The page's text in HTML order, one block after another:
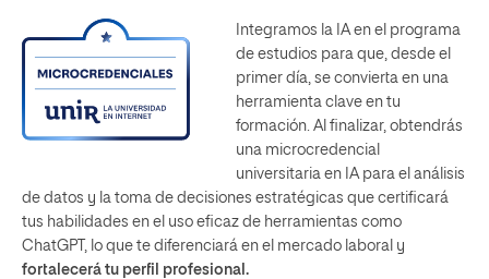
Integramos la IA en el programa
de estudios para que, desde el
primer día, se convierta en una
herramienta clave en tu
formación. Al finalizar, obtendrás
una microcredencial
universitaria en IA para el análisis
de datos y la toma de decisiones estratégicas que certificará
tus habilidades en el uso eficaz de herramientas como
ChatGPT, lo que te diferenciará en el mercado laboral y
fortalecerá tu perfil profesional.